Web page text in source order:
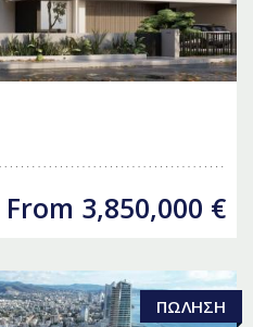
From 3,850,000 €
ΠΏΛΗΣΗ